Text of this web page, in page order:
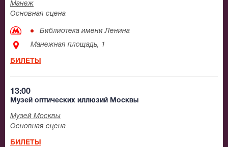
Манеж
Основная сцена
Библиотека имени Ленина
Манежная площадь, 1
БИЛЕТЫ
13:00
Музей оптических иллюзий Москвы
Музей Москвы
Основная сцена
БИЛЕТЫ